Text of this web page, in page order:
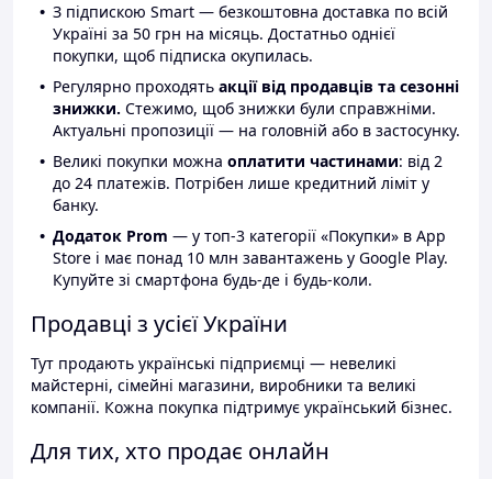
З підпискою Smart — безкоштовна доставка по всій
Україні за 50 грн на місяць. Достатньо однієї
покупки, щоб підписка окупилась.
Регулярно проходять акції від продавців та сезонні
знижки. Стежимо, щоб знижки були справжніми.
Актуальні пропозиції — на головній або в застосунку.
Великі покупки можна оплатити частинами: від 2
до 24 платежів. Потрібен лише кредитний ліміт у
банку.
Додаток Prom — у топ-3 категорії «Покупки» в App
Store і має понад 10 млн завантажень у Google Play.
Купуйте зі смартфона будь-де і будь-коли.
Продавці з усієї України
Тут продають українські підприємці — невеликі
майстерні, сімейні магазини, виробники та великі
компанії. Кожна покупка підтримує український бізнес.
Для тих, хто продає онлайн